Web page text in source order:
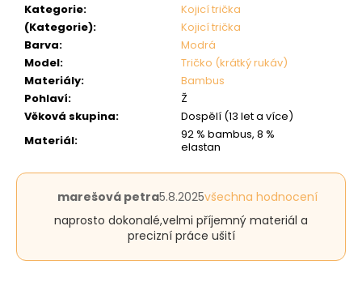
Kategorie:
Kojicí trička
(Kategorie):
Kojicí trička
Barva:
Modrá
Model:
Tričko (krátký rukáv)
Materiály:
Bambus
Pohlaví:
Ž
Věková skupina:
Dospělí (13 let a více)
Materiál:
92 % bambus, 8 %
elastan
Hodnocení
je
z
marešová petra5.8.2025všechna hodnocení
naprosto dokonalé,velmi příjemný materiál a
precizní práce ušití